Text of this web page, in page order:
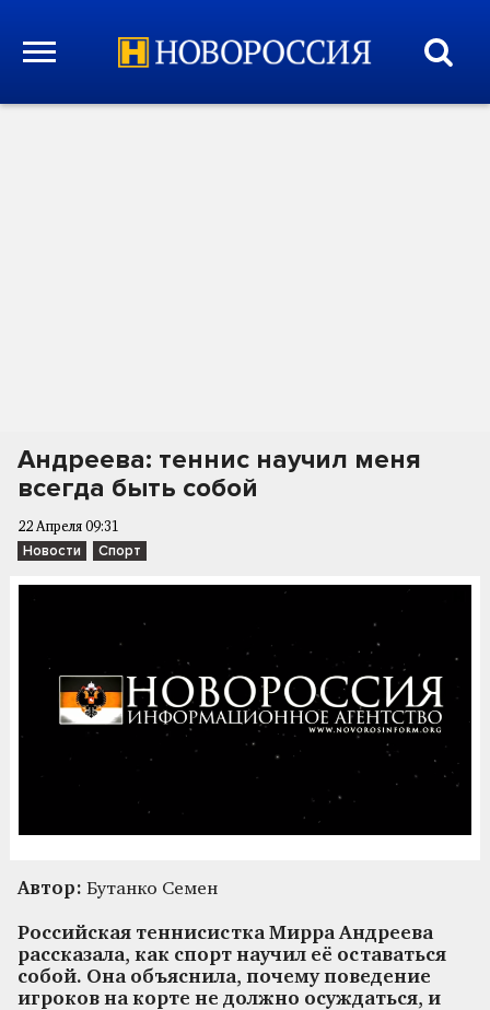
Андреева: теннис научил меня
всегда быть собой
22 Апреля 09:31
Новости Спорт
Автор: Бутанко Семен
Российская теннисистка Мирра Андреева
рассказала, как спорт научил её оставаться
собой. Она объяснила, почему поведение
игроков на корте не должно осуждаться, и